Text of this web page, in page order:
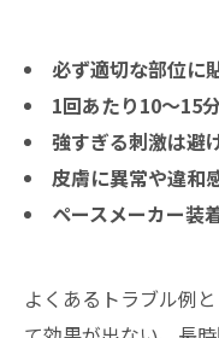
必ず適切な部位に
1回あたり10〜15
強すぎる刺激は避
皮膚に異常や違和
ペースメーカー装
よくあるトラブル例